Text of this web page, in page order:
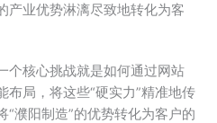
产业优势淋漓尽致地转化为客
个核心挑战就是如何通过网站
布局，将这些“硬实力”精准地传
“濮阳制造”的优势转化为客户的